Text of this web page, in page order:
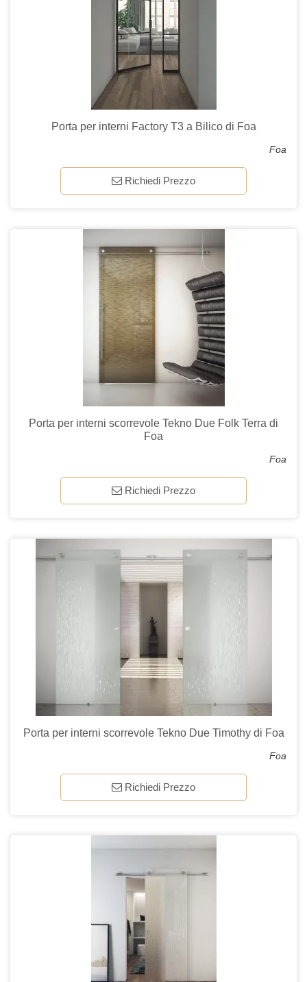
Porta per interni Factory T3 a Bilico di Foa
Foa
Richiedi Prezzo
Porta per interni scorrevole Tekno Due Folk Terra di
Foa
Foa
Richiedi Prezzo
Porta per interni scorrevole Tekno Due Timothy di Foa
Foa
Richiedi Prezzo